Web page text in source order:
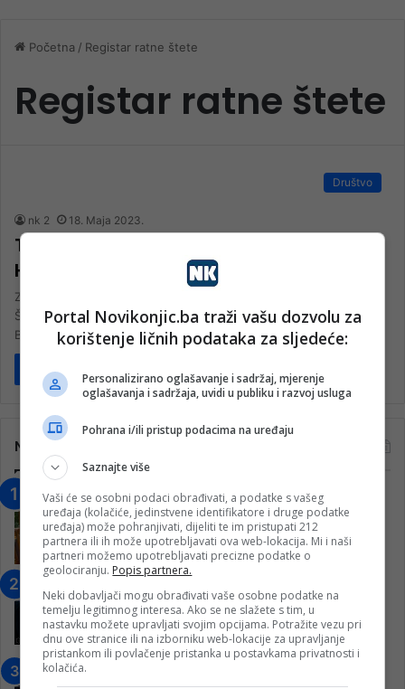
Početna / Registar ratne štete
Registar ratne štete
Društvo
nk 2 18. Maja 2023.
Traži se registar ratne štete od agresije
Hrvatske i Srbije na BiH
Zastupnik SDA u Parlamentarnoj skupštini Bosne i Hercegovine
Šemsudin Mehmedović pozvao je Delegaciju Evropske unije u
Bosni i Hercegovini da…
Pročitaj više
Najčitanije
“Obrazovanje gradi BiH-Jovan Divjak“
– Konjic je u posljednje 22 godine imao
25 ​​stipendista
15. Februara 2023.
Konjičanke cvijećem i besplatnim
ulazom na utakmicu
7. Marta 2025.
Portal Novikonjic.ba traži vašu dozvolu za
korištenje ličnih podataka za sljedeće:
Personalizirano oglašavanje i sadržaj, mjerenje
oglašavanja i sadržaja, uvidi u publiku i razvoj usluga
Pohrana i/ili pristup podacima na uređaju
Saznajte više
Vaši će se osobni podaci obrađivati, a podatke s vašeg
uređaja (kolačiće, jedinstvene identifikatore i druge podatke
uređaja) može pohranjivati, dijeliti te im pristupati 212
partnera ili ih može upotrebljavati ova web-lokacija. Mi i naši
partneri možemo upotrebljavati precizne podatke o
geolociranju. Popis partnera.
Neki dobavljači mogu obrađivati vaše osobne podatke na
temelju legitimnog interesa. Ako se ne slažete s tim, u
nastavku možete upravljati svojim opcijama. Potražite vezu pri
dnu ove stranice ili na izborniku web-lokacije za upravljanje
pristankom ili povlačenje pristanka u postavkama privatnosti i
kolačića.